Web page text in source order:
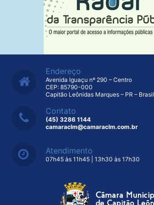
Endereço
Avenida Iguaçu nº 290 – Centro
CEP: 85790-000
Capitão Leônidas Marques – PR – Brasil
Contato
(45) 3286 1144
camaraclm@camaraclm.com.br
Atendimento
07h45 às 11h45 | 13h30 às 17h30